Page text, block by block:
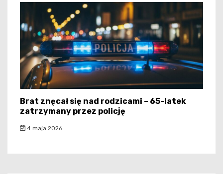
Brat znęcał się nad rodzicami – 65-latek
zatrzymany przez policję
4 maja 2026